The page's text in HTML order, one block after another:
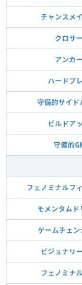
チャンスメ
クロサー
アンカー
ハードプ
守備的サイド
ビルドア
守備的
フェノミナルフ
モメンタムド
ゲームチェン
ビジョナリ
フェノミナ